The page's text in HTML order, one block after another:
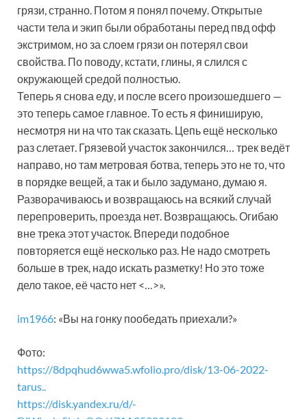
грязи, странно. Потом я понял почему. Открытые
части тела и экип были обработаны перед пвд офф
экстримом, но за слоем грязи он потерял свои
свойства. По поводу, кстати, глины, я слился с
окружающей средой полностью.
Теперь я снова еду, и после всего произошедшего —
это теперь самое главное. То есть я финиширую,
несмотря ни на что так сказать. Цепь ещё несколько
раз слетает. Грязевой участок закончился… трек ведёт
направо, но там метровая ботва, теперь это не то, что
в порядке вещей, а так и было задумано, думаю я.
Разворачиваюсь и возвращаюсь на всякий случай
перепроверить, проезда нет. Возвращаюсь. Огибаю
вне трека этот участок. Впереди подобное
повторяется ещё несколько раз. Не надо смотреть
больше в трек, надо искать разметку! Но это тоже
дело такое, её часто нет <…>».
im1966: «Вы на гонку пообедать приехали?»
Фото:
https://8dpqhud6wwa5.wfolio.pro/disk/13-06-2022-
tarus..
https://disk.yandex.ru/d/-